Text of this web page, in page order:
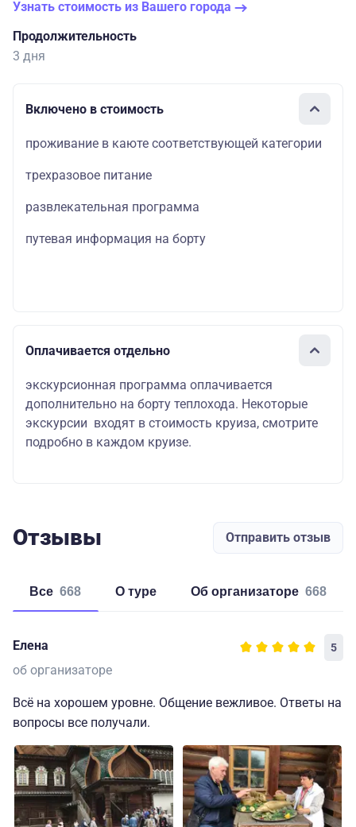
Узнать стоимость из Вашего города
Продолжительность
3 дня
Включено в стоимость
проживание в каюте соответствующей категории
трехразовое питание
развлекательная программа
путевая информация на борту
Оплачивается отдельно
экскурсионная программа оплачивается
дополнительно на борту теплохода. Некоторые
экскурсии входят в стоимость круиза, смотрите
подробно в каждом круизе.
Отзывы Отправить отзыв
Все 668 о туре об организаторе 668
Елена 5
об организаторе
Всё на хорошем уровне. Общение вежливое. Ответы на
вопросы все получали.